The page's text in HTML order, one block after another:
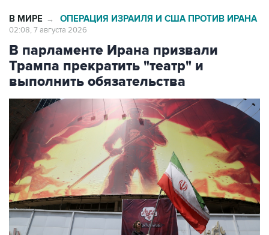
В МИРЕ → ОПЕРАЦИЯ ИЗРАИЛЯ И США ПРОТИВ ИРАНА
02:08, 7 августа 2026
В парламенте Ирана призвали
Трампа прекратить "театр" и
выполнить обязательства